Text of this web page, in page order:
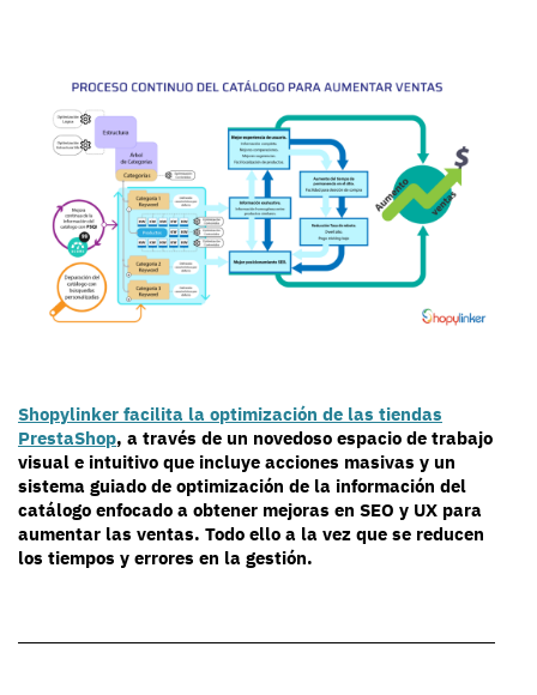
Shopylinker facilita la optimización de las tiendas
PrestaShop, a través de un novedoso espacio de trabajo
visual e intuitivo que incluye acciones masivas y un
sistema guiado de optimización de la información del
catálogo enfocado a obtener mejoras en SEO y UX para
aumentar las ventas. Todo ello a la vez que se reducen
los tiempos y errores en la gestión.